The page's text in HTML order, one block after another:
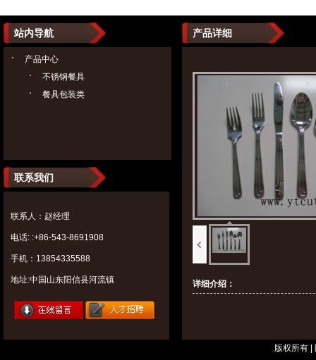
产品详细
详细介绍：
站内导航
产品中心
不锈钢餐具
餐具包装类
联系我们
联系人：赵经理
电话: :+86-543-8691908
手机：13854335588
地址:中国山东阳信县河流镇
版权所有 |